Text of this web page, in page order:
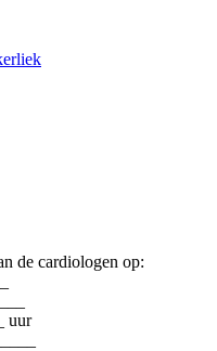
de cardiologen op:
uur